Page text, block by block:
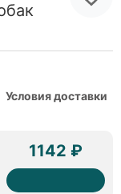
Условия доставки
1142 ₽